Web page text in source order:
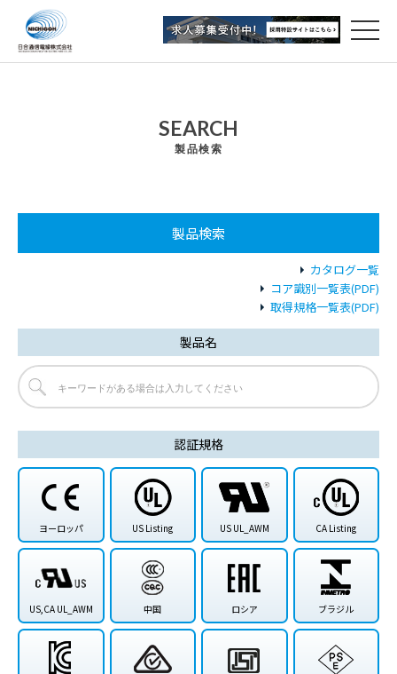
SEARCH
製品検索
製品検索
カタログ一覧
コア識別一覧表(PDF)
取得規格一覧表(PDF)
製品名
認証規格
ヨーロッパ US Listing US UL_AWM CA Listing
US,CA UL_AWM 中国 ロシア ブラジル